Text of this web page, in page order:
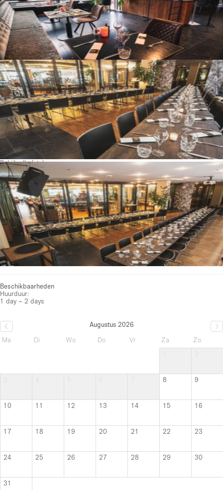
Bekijk alle foto's
Beschikbaarheden
Huurduur:
1 day – 2 days
Augustus 2026
Ma
Di Wo Do Vr Za
Zo
8 9
10 11 12 13 14 15 16
17 18 19 20 21 22 23
24 25 26 27 28 29 30
31